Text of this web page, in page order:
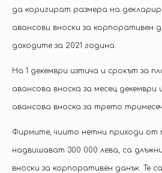
да коригират размера на
авансови вноски за корпоративен
доходите за 2021 година.
На 1 декември изтича и срокът за
авансова вноска за месец
авансова вноска за трето
Фирмите, чиито нетни приходи от
надвишават 300 000 лева, са
вноски за корпоративен данък. Те